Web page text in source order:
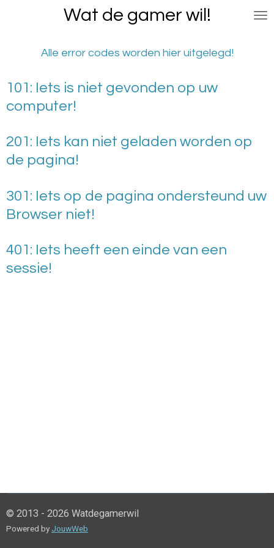
Wat de gamer wil!
Alle error codes worden hier uitgelegd!
101: Iets is niet gevonden op uw
computer!
201: Iets kan niet geladen worden op
de pagina!
301: Iets op de pagina ondersteund uw
Browser niet!
401: Iets heeft een einde van een
sessie!
© 2013 - 2026 Watdegamerwil
Powered by JouwWeb